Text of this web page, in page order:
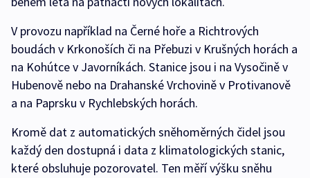
V provozu například na Černé hoře a Richtrových
boudách v Krkonoších či na Přebuzi v Krušných horách a
na Kohútce v Javorníkách. Stanice jsou i na Vysočině v
Hubenově nebo na Drahanské Vrchovině v Protivanově
a na Paprsku v Rychlebských horách.
Kromě dat z automatických sněhoměrných čidel jsou
každý den dostupná i data z klimatologických stanic,
které obsluhuje pozorovatel. Ten měří výšku sněhu